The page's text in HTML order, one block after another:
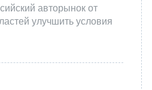
авторынок от
улучшить условия